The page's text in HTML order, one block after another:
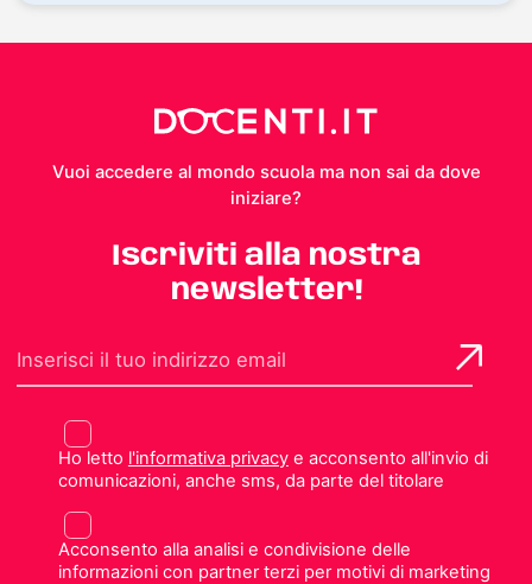
Vuoi accedere al mondo scuola ma non sai da dove
iniziare?
Iscriviti alla nostra
newsletter!
Ho letto l'informativa privacye acconsento all'invio di
comunicazioni, anche sms, da parte del titolare
Acconsento alla analisi e condivisione delle
informazioni con partner terzi per motivi di marketing